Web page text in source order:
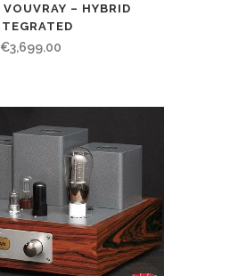
VOUVRAY – HYBRID
€3,699.00